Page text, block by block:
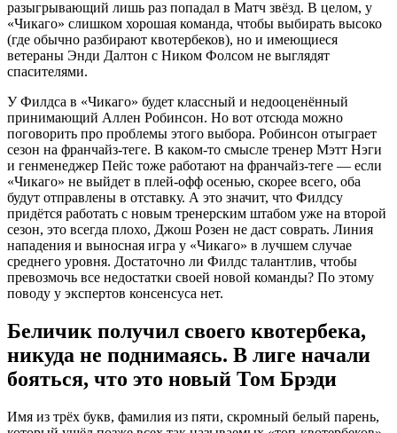
разыгрывающий лишь раз попадал в Матч звёзд. В целом, у
«Чикаго» слишком хорошая команда, чтобы выбирать высоко
(где обычно разбирают квотербеков), но и имеющиеся
ветераны Энди Далтон с Ником Фолсом не выглядят
спасителями.
У Филдса в «Чикаго» будет классный и недооценённый
принимающий Аллен Робинсон. Но вот отсюда можно
поговорить про проблемы этого выбора. Робинсон отыграет
сезон на франчайз-теге. В каком-то смысле тренер Мэтт Нэги
и генменеджер Пейс тоже работают на франчайз-теге — если
«Чикаго» не выйдет в плей-офф осенью, скорее всего, оба
будут отправлены в отставку. А это значит, что Филдсу
придётся работать с новым тренерским штабом уже на второй
сезон, это всегда плохо, Джош Розен не даст соврать. Линия
нападения и выносная игра у «Чикаго» в лучшем случае
среднего уровня. Достаточно ли Филдс талантлив, чтобы
превозмочь все недостатки своей новой команды? По этому
поводу у экспертов консенсуса нет.
Беличик получил своего квотербека,
никуда не поднимаясь. В лиге начали
бояться, что это новый Том Брэди
Имя из трёх букв, фамилия из пяти, скромный белый парень,